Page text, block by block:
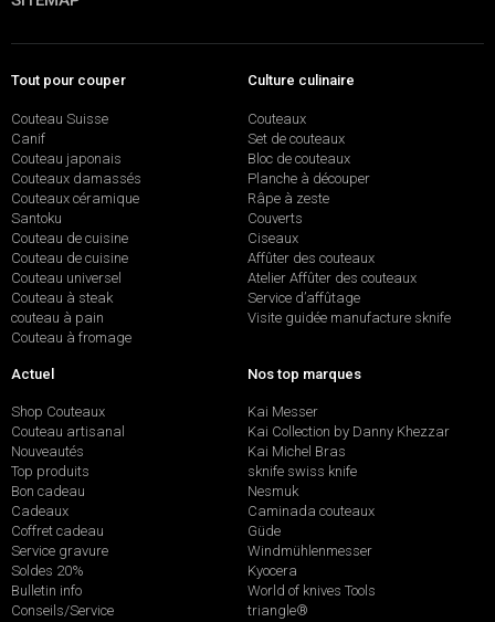
Tout pour couper
Couteau Suisse
Canif
Couteau japonais
Couteaux damassés
Couteaux céramique
Santoku
Couteau de cuisine
Couteau de cuisine
Couteau universel
Couteau à steak
couteau à pain
Couteau à fromage
Culture culinaire
Couteaux
Set de couteaux
Bloc de couteaux
Planche à découper
Râpe à zeste
Couverts
Ciseaux
Affûter des couteaux
Atelier Affûter des couteaux
Service d’affûtage
Visite guidée manufacture sknife
Actuel
Shop Couteaux
Couteau artisanal
Nouveautés
Top produits
Bon cadeau
Cadeaux
Coffret cadeau
Service gravure
Soldes 20%
Bulletin info
Conseils/Service
Nos top marques
Kai Messer
Kai Collection by Danny Khezzar
Kai Michel Bras
sknife swiss knife
Nesmuk
Caminada couteaux
Güde
Windmühlenmesser
Kyocera
World of knives Tools
triangle®